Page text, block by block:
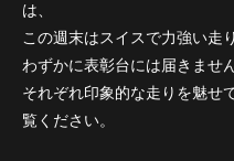
は、
この週末はスイスで力強い走
わずかに表彰台には届きませ
それぞれ印象的な走りを魅せ
覧ください。